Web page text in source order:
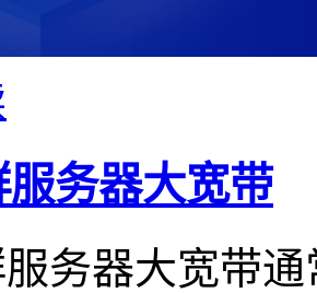
务器大宽带
务器大宽带